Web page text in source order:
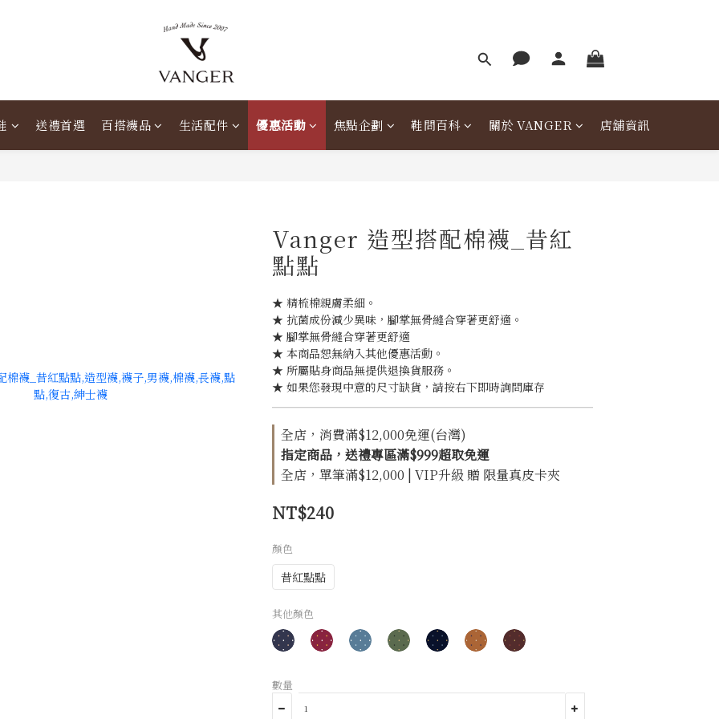
送禮首選 百搭襪品 生活配件 優惠活動 焦點企劃 鞋問百科 關於 VANGER 店舖資訊
Vanger 造型搭配棉襪_昔紅
點點
★ 精梳棉親膚柔細。
★ 抗菌成份減少異味，腳掌無骨縫合穿著更舒適。
★ 腳掌無骨縫合穿著更舒適
★ 本商品恕無納入其他優惠活動。
★ 所屬貼身商品無提供退換貨服務。
★ 如果您發現中意的尺寸缺貨，請按右下即時詢問庫存
全店，消費滿$12,000免運(台灣)
指定商品，送禮專區滿$999超取免運
全店，單筆滿$12,000 | VIP升級 贈 限量真皮卡夾
NT$240
顏色
昔紅點點
其他顏色
數量